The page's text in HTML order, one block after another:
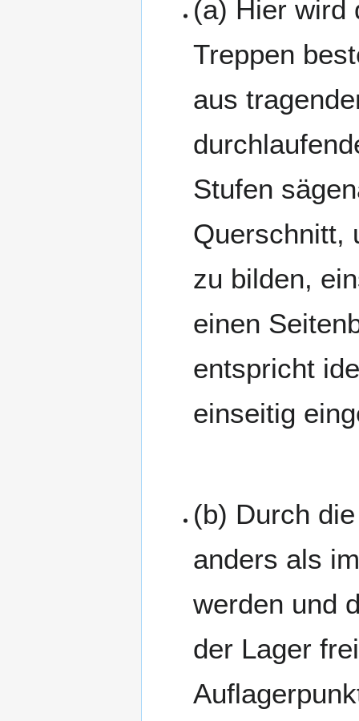
(a) Hier wird
Treppen
aus
Stufen
Querschnitt,
zu bilden,
einen
entspricht
einseitig
(b) Durch
anders als
werden und
der Lager